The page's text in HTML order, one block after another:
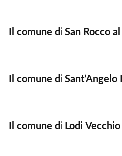
Il comune di San Rocco
Il comune di Sant’Angelo
Il comune di Lodi Vecchio